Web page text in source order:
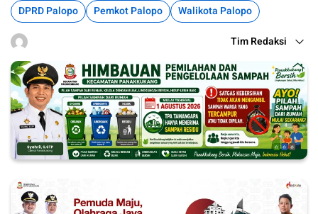
DPRD Palopo Pemkot Palopo Walikota Palopo
Tim Redaksi